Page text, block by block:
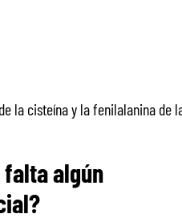
la cisteína y la fenilalanina de
falta algún